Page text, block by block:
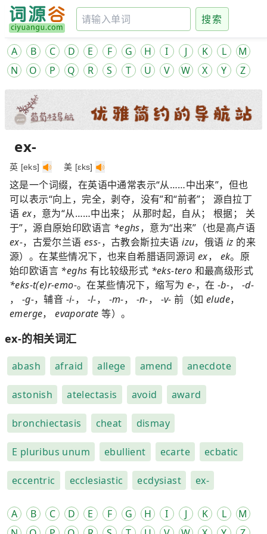
搜索
A B C D E F G H I J K L
M
N
O P Q R S T U V W X Y Z
ex-
英 [eks] 美 [ɛks]
这是一个词缀，在英语中通常表示“从……中出来”，但也
可以表示“向上，完全，剥夺，没有”和“前者”； 源自拉丁
语 ex，意为“从……中出来； 从那时起，自从； 根据； 关
于”，源自原始印欧语言 *eghs，意为“出来”（也是高卢语
ex-，古爱尔兰语ess-，古教会斯拉夫语izu，俄语iz 的来
源）。在某些情况下，也来自希腊语同源词 ex， ek。原
始印欧语言 *eghs 有比较级形式 *eks-tero 和最高级形式
*eks-t(e)r-emo-。在某些情况下，缩写为 e-，在 -b-， -d-
， -g-，辅音 -i-， -l-， -m-， -n-， -v- 前（如 elude，
emerge，evaporate 等）。
ex-的相关词汇
abash afraid allege amend anecdote
astonish atelectasis avoid award
bronchiectasis cheat dismay
E pluribus unum ebullient ecarte ecbatic
eccentric ecclesiastic ecdysiast ex-
A B C D E F G H I J K L
M